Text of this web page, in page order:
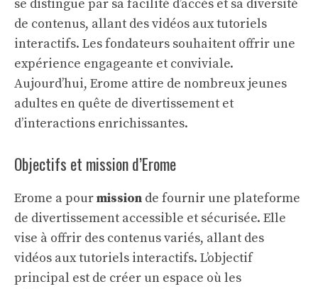
se distingue par sa facilité d’accès et sa diversité
de contenus, allant des vidéos aux tutoriels
interactifs. Les fondateurs souhaitent offrir une
expérience engageante et conviviale.
Aujourd’hui, Erome attire de nombreux jeunes
adultes en quête de divertissement et
d’interactions enrichissantes.
Objectifs et mission d’Erome
Erome a pourmission de fournir une plateforme
de divertissement accessible et sécurisée. Elle
vise à offrir des contenus variés, allant des
vidéos aux tutoriels interactifs. L’objectif
principal est de créer un espace où les